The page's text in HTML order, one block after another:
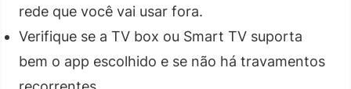
rede que você vai usar fora.
Verifique se a TV box ou Smart TV suporta
bem o app escolhido e se não há travamentos